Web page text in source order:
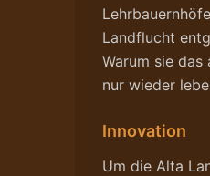
Landflucht
Warum sie
nur wieder
Innovation
Um die Alta